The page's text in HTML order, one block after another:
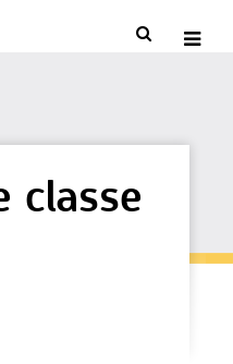
 
classe